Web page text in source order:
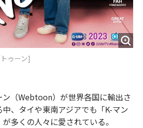
ゥーン]
（Webtoon）が世界各国に輸出さ
、タイや東南アジアでも「K-マン
多くの人々に愛されている。